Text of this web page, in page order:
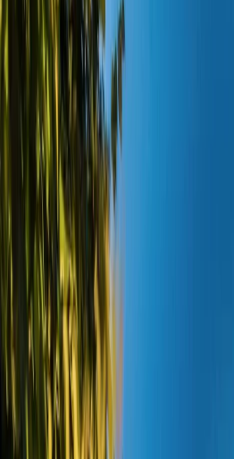
Word partner Jouw profiel
Zoek
Leveranciers
Inspiratie
Checklist
Gasten
Galerij
Op de kaart